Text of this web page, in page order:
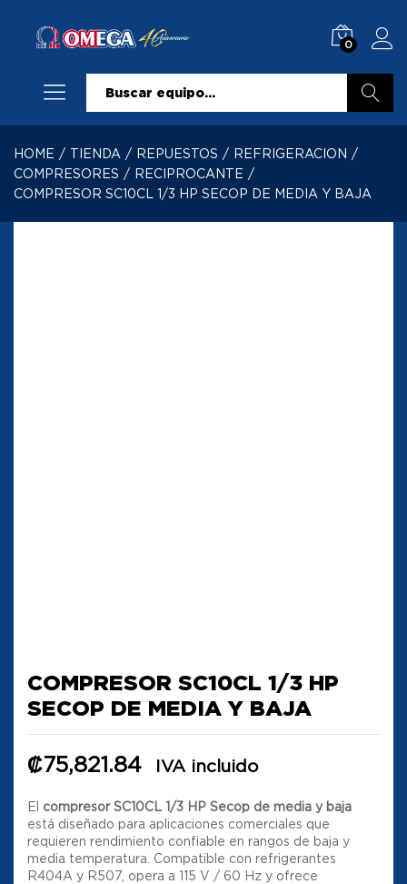
0
HOME / TIENDA / REPUESTOS / REFRIGERACION /
COMPRESORES / RECIPROCANTE /
COMPRESOR SC10CL 1/3 HP SECOP DE MEDIA Y BAJA
COMPRESOR SC10CL 1/3 HP
SECOP DE MEDIA Y BAJA
₡75,821.84 IVA incluido
El compresor SC10CL 1/3 HP Secop de media y baja
está diseñado para aplicaciones comerciales que
requieren rendimiento confiable en rangos de baja y
media temperatura. Compatible con refrigerantes
R404A y R507, opera a 115 V / 60 Hz y ofrece